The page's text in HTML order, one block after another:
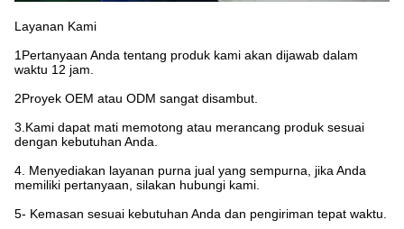
Layanan Kami
1Pertanyaan Anda tentang produk kami akan dijawab dalam
waktu 12 jam.
2Proyek OEM atau ODM sangat disambut.
3.Kami dapat mati memotong atau merancang produk sesuai
dengan kebutuhan Anda.
4. Menyediakan layanan purna jual yang sempurna, jika Anda
memiliki pertanyaan, silakan hubungi kami.
5- Kemasan sesuai kebutuhan Anda dan pengiriman tepat waktu.